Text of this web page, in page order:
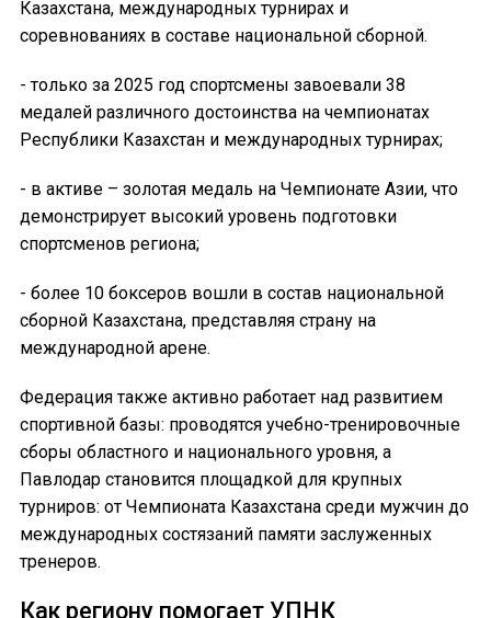
Казахстана, международных турнирах и
соревнованиях в составе национальной сборной.
- только за 2025 год спортсмены завоевали 38
медалей различного достоинства на чемпионатах
Республики Казахстан и международных турнирах;
- в активе – золотая медаль на Чемпионате Азии, что
демонстрирует высокий уровень подготовки
спортсменов региона;
- более 10 боксеров вошли в состав национальной
сборной Казахстана, представляя страну на
международной арене.
Федерация также активно работает над развитием
спортивной базы: проводятся учебно-тренировочные
сборы областного и национального уровня, а
Павлодар становится площадкой для крупных
турниров: от Чемпионата Казахстана среди мужчин до
международных состязаний памяти заслуженных
тренеров.
Как региону помогает УПНК